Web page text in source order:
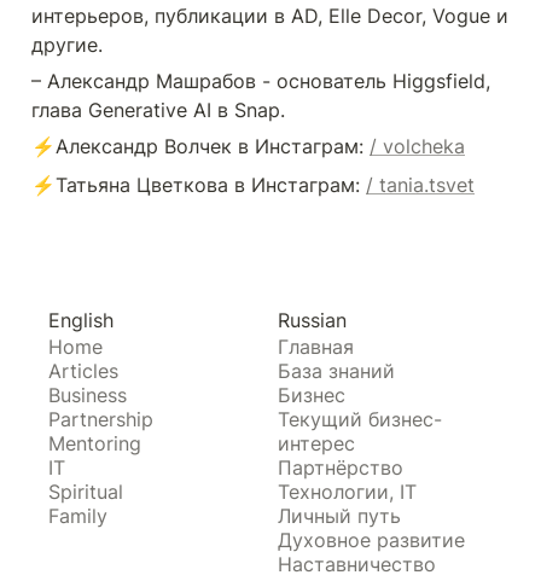
интерьеров, публикации в AD, Elle Decor, Vogue и
другие.
– Александр Машрабов - основатель Higgsfield,
глава Generative AI в Snap.
⚡️Александр Волчек в Инстаграм: / volcheka
⚡️Татьяна Цветкова в Инстаграм: / tania.tsvet
English
Home
Articles
Business
Partnership
Mentoring
IT
Spiritual
Family
Russian
Главная
База знаний
Бизнес
Текущий бизнес-
интерес
Партнёрство
Технологии, IT
Личный путь
Духовное развитие
Наставничество